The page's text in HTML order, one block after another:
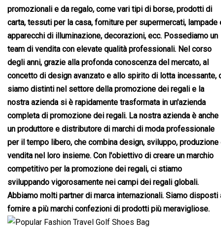
promozionali e da regalo, come vari tipi di borse, prodotti di
carta, tessuti per la casa, forniture per supermercati, lampade
apparecchi di illuminazione, decorazioni, ecc. Possediamo un
team di vendita con elevate qualità professionali. Nel corso
degli anni, grazie alla profonda conoscenza del mercato, al
concetto di design avanzato e allo spirito di lotta incessante,
siamo distinti nel settore della promozione dei regali e la
nostra azienda si è rapidamente trasformata in un'azienda
completa di promozione dei regali. La nostra azienda è anche
un produttore e distributore di marchi di moda professionale
per il tempo libero, che combina design, sviluppo, produzione
vendita nel loro insieme. Con l'obiettivo di creare un marchio
competitivo per la promozione dei regali, ci stiamo
sviluppando vigorosamente nei campi dei regali globali.
Abbiamo molti partner di marca internazionali. Siamo disposti
fornire a più marchi confezioni di prodotti più meravigliose.